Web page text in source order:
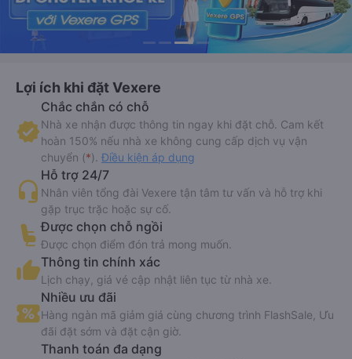
Lợi ích khi đặt Vexere
Chắc chắn có chỗ
Nhà xe nhận được thông tin ngay khi đặt chỗ. Cam kết
hoàn 150% nếu nhà xe không cung cấp dịch vụ vận
chuyển (*). Điều kiện áp dụng
Hỗ trợ 24/7
Nhân viên tổng đài Vexere tận tâm tư vấn và hỗ trợ khi
gặp trục trặc hoặc sự cố.
Được chọn chỗ ngồi
Được chọn điểm đón trả mong muốn.
Thông tin chính xác
Lịch chạy, giá vé cập nhật liên tục từ nhà xe.
Nhiều ưu đãi
Hàng ngàn mã giảm giá cùng chương trình FlashSale, Ưu
đãi đặt sớm và đặt cận giờ.
Thanh toán đa dạng